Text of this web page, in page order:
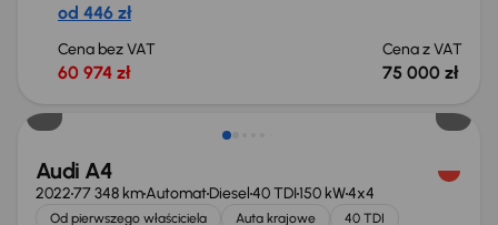
od 446 zł
Cena bez VAT
60 974 zł
Cena z VAT
75 000 zł
Taniej o 1 000 zł
Audi A4
202277 348 kmAutomatDiesel40 TDI150 kW4x4
Od pierwszego właściciela Auta krajowe
40 TDI